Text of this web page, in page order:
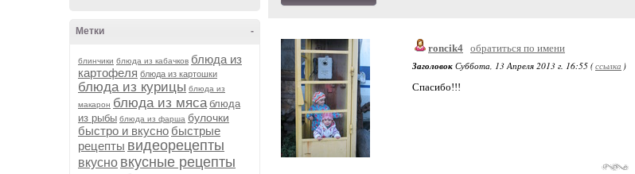
-
Метки
блинчики блюда из кабачков блюда из
картофеля блюда из картошки
блюда из курицы блюда из
макарон блюда из мяса блюда
из рыбы блюда из фарша булочки
быстро и вкусно быстрые
рецепты видеорецепты
вкусно вкусные рецепты
roncik4 обратиться по имени
Заголовок Суббота, 13 Апреля 2013 г. 16:55 (ссылка )
Спасибо!!!